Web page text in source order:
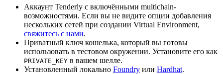
Аккаунт Tenderly с включёнными multichain-
возможностями. Если вы не видите опции добавления
нескольких сетей при создании Virtual Environment,
свяжитесь с нами.
Приватный ключ кошелька, который вы готовы
использовать в тестовом окружении. Установите его как
PRIVATE_KEY в вашем шелле.
Установленный локально Foundry или Hardhat.